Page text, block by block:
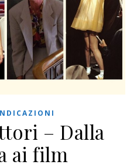
– Dalla
ai film